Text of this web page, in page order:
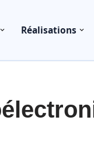
Réalisations